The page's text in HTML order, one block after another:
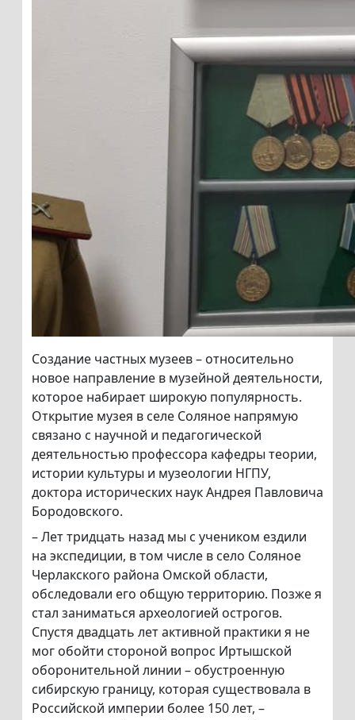
Создание частных музеев – относительно
новое направление в музейной деятельности,
которое набирает широкую популярность.
Открытие музея в селе Соляное напрямую
связано с научной и педагогической
деятельностью профессора кафедры теории,
истории культуры и музеологии НГПУ,
доктора исторических наук Андрея Павловича
Бородовского.
– Лет тридцать назад мы с учеником ездили
на экспедиции, в том числе в село Соляное
Черлакского района Омской области,
обследовали его общую территорию. Позже я
стал заниматься археологией острогов.
Спустя двадцать лет активной практики я не
мог обойти стороной вопрос Иртышской
оборонительной линии – обустроенную
сибирскую границу, которая существовала в
Российской империи более 150 лет, –